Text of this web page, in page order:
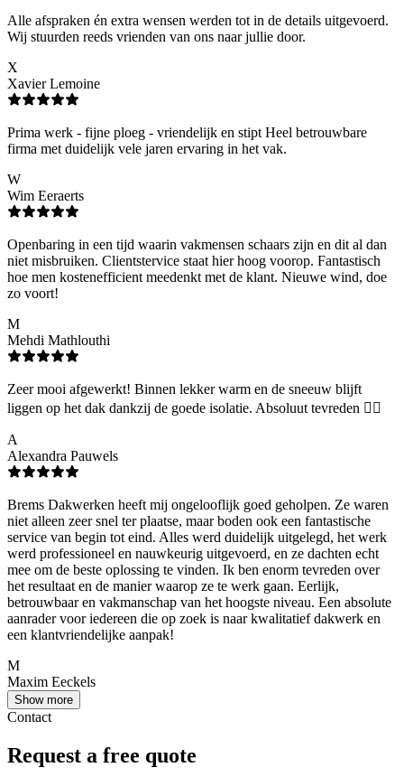
Alle afspraken én extra wensen werden tot in de details uitgevoerd.
Wij stuurden reeds vrienden van ons naar jullie door.
X
Xavier Lemoine
Prima werk - fijne ploeg - vriendelijk en stipt Heel betrouwbare
firma met duidelijk vele jaren ervaring in het vak.
W
Wim Eeraerts
Openbaring in een tijd waarin vakmensen schaars zijn en dit al dan
niet misbruiken. Clientstervice staat hier hoog voorop. Fantastisch
hoe men kostenefficient meedenkt met de klant. Nieuwe wind, doe
zo voort!
M
Mehdi Mathlouthi
Zeer mooi afgewerkt! Binnen lekker warm en de sneeuw blijft
liggen op het dak dankzij de goede isolatie. Absoluut tevreden 👌🏻
A
Alexandra Pauwels
Brems Dakwerken heeft mij ongelooflijk goed geholpen. Ze waren
niet alleen zeer snel ter plaatse, maar boden ook een fantastische
service van begin tot eind. Alles werd duidelijk uitgelegd, het werk
werd professioneel en nauwkeurig uitgevoerd, en ze dachten echt
mee om de beste oplossing te vinden. Ik ben enorm tevreden over
het resultaat en de manier waarop ze te werk gaan. Eerlijk,
betrouwbaar en vakmanschap van het hoogste niveau. Een absolute
aanrader voor iedereen die op zoek is naar kwalitatief dakwerk en
een klantvriendelijke aanpak!
M
Maxim Eeckels
Show more
Contact
Request a free quote